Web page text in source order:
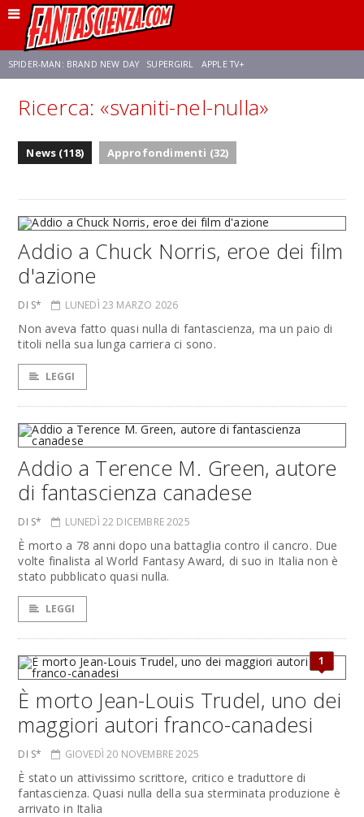
SPIDER-MAN: BRAND NEW DAY SUPERGIRL APPLE TV+
FRANCO RICCIARDIELLO ZENDAYA STAR TREK AVENGERS: DOOMSDAY
Ricerca: «svaniti-nel-nulla»
News (118) Approfondimenti (32)
Addio a Chuck Norris, eroe dei film
d'azione
DI S* LUNEDÌ 23 MARZO 2026
Non aveva fatto quasi nulla di fantascienza, ma un paio di
titoli nella sua lunga carriera ci sono.
LEGGI
Addio a Terence M. Green, autore
di fantascienza canadese
DI S* LUNEDÌ 22 DICEMBRE 2025
È morto a 78 anni dopo una battaglia contro il cancro. Due
volte finalista al World Fantasy Award, di suo in Italia non è
stato pubblicato quasi nulla.
LEGGI
1
È morto Jean-Louis Trudel, uno dei
maggiori autori franco-canadesi
DI S* GIOVEDÌ 20 NOVEMBRE 2025
È stato un attivissimo scrittore, critico e traduttore di
fantascienza. Quasi nulla della sua sterminata produzione è
arrivato in Italia